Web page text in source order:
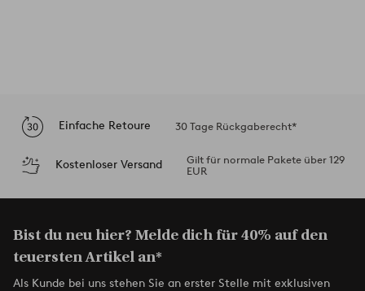
Einfache Retoure 30 Tage Rückgaberecht*
Kostenloser Versand
Gilt für normale Pakete über 129
EUR
Bist du neu hier? Melde dich für 40% auf den
teuersten Artikel an*
Als Kunde bei uns stehen Sie an erster Stelle mit exklusiven